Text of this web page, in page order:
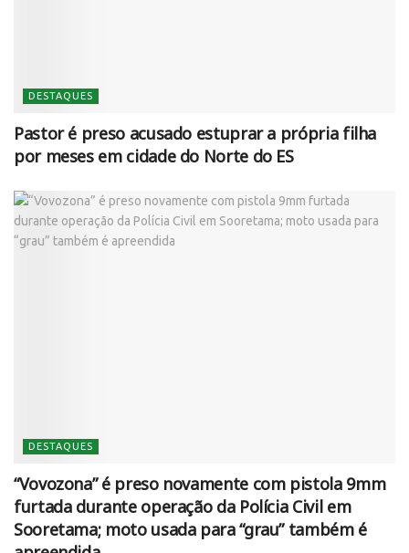
DESTAQUES
Pastor é preso acusado estuprar a própria filha
por meses em cidade do Norte do ES
DESTAQUES
“Vovozona” é preso novamente com pistola 9mm
furtada durante operação da Polícia Civil em
Sooretama; moto usada para “grau” também é